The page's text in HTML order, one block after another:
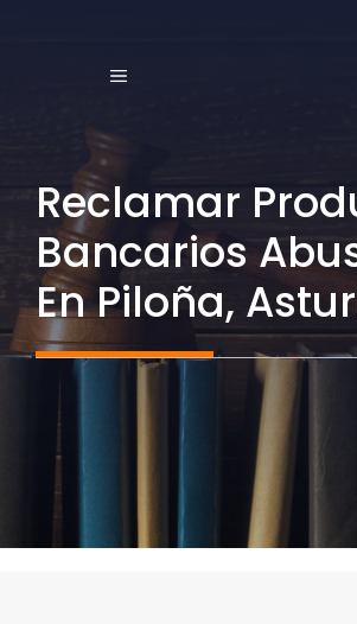
MENÚ
Reclamar
Bancarios
En Piloña,